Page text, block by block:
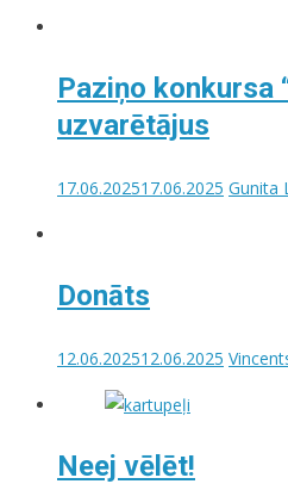
Paziņo konkursa
uzvarētājus
17.06.202517.06.2025 Gunita
Donāts
12.06.202512.06.2025
Neej vēlēt!